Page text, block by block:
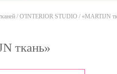
/ O'INTERIOR STUDIO / «MARTIJN
ткань»